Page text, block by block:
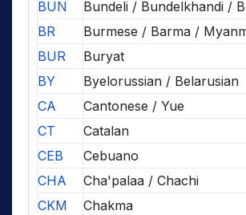
BUN
Bundeli / Bundelkhandi /
BR
Burmese / Barma /
BUR
Buryat
BY
Byelorussian / Belarusian
CA
Cantonese / Yue
CT
Catalan
CEB
Cebuano
CHA
Cha'palaa / Chachi
CKM
Chakma